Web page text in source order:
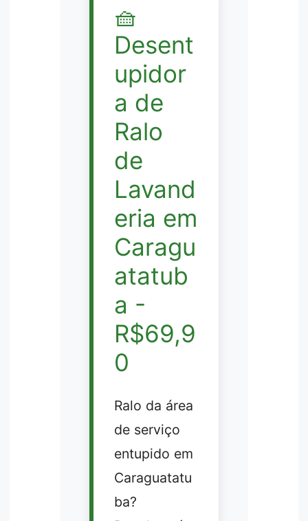
🧺
Desent
upidor
a de
Ralo
de
Lavand
eria em
Caragu
atatub
a -
R$69,9
0
Ralo da área
de serviço
entupido em
Caraguatatu
ba?